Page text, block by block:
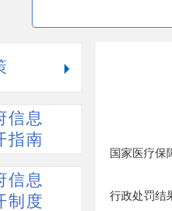
信息
指南
信息
制度
国家医疗保
行政处罚结